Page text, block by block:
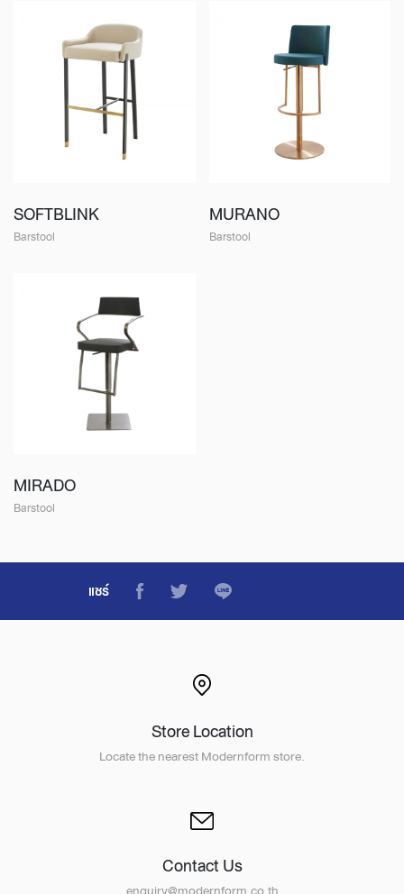
SOFTBLINK
Barstool
MURANO
Barstool
MIRADO
Barstool
แชร์
Store Location
Locate the nearest Modernform store.
Contact Us